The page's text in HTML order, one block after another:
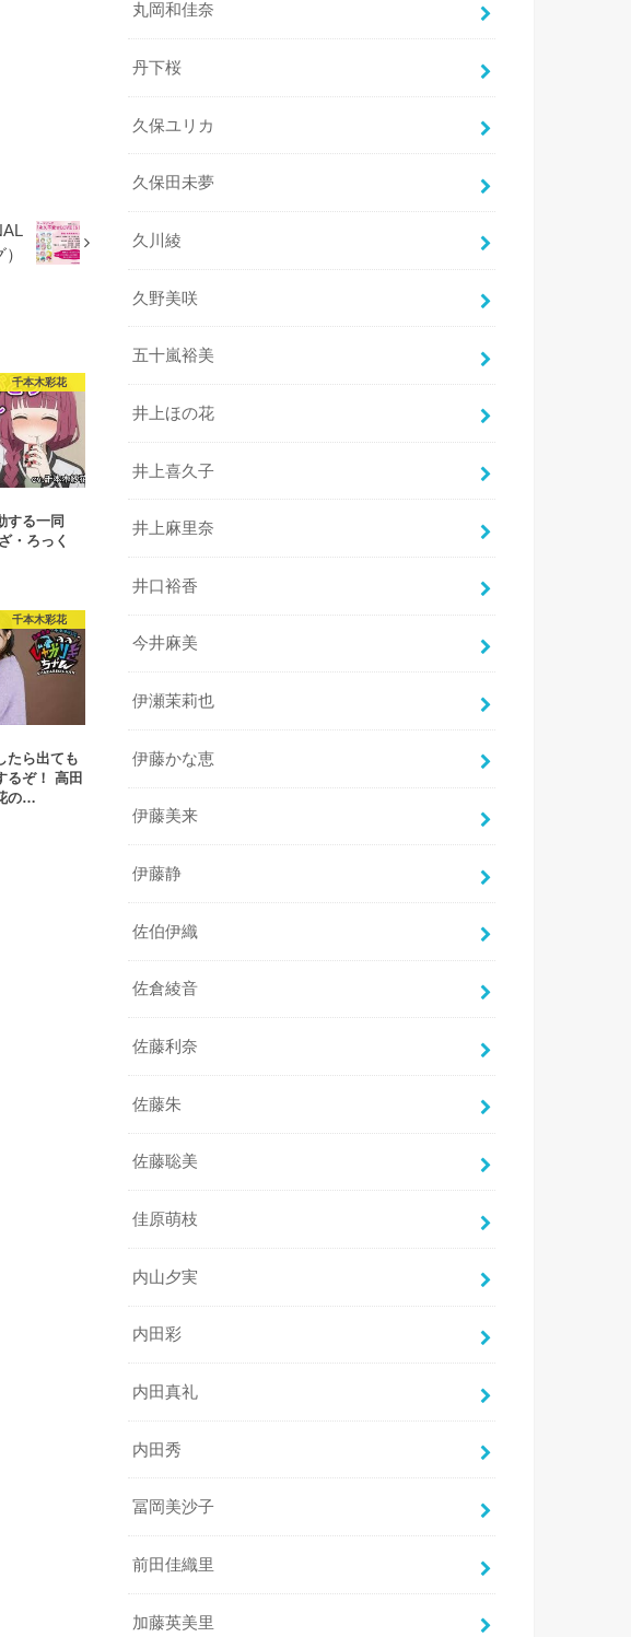
千本木彩花
する一同
・ろっく
千本木彩花
たら出ても
るぞ！ 高田
の…
丸岡和佳奈
丹下桜
久保ユリカ
久保田未夢
久川綾
久野美咲
五十嵐裕美
井上ほの花
井上喜久子
井上麻里奈
井口裕香
今井麻美
伊瀬茉莉也
伊藤かな恵
伊藤美来
伊藤静
佐伯伊織
佐倉綾音
佐藤利奈
佐藤朱
佐藤聡美
佳原萌枝
内山夕実
内田彩
内田真礼
内田秀
冨岡美沙子
前田佳織里
加藤英美里